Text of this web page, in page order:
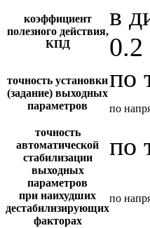
коэффициент
полезного действия,
КПД
в
0.2
точность установки
(задание) выходных
параметров
по
по
точность
автоматической
стабилизации
выходных
параметров
при наихудших
дестабилизирующих
факторах
по
по